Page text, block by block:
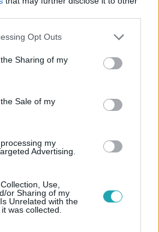
app uses one or more Google
usage behaviour. You may click to
Google and its third-party tags to
purposes in below Google
Opt Outs
Sharing of my
Sale of my
my
Advertising.
Use,
or Sharing of my
Unrelated with the
was collected.
roskadt a mai játék után.